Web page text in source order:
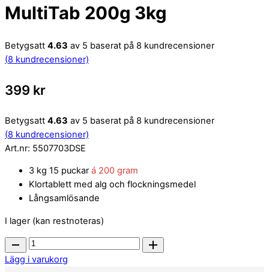
MultiTab 200g 3kg
Betygsatt 4.63 av 5 baserat på 8 kundrecensioner
(8 kundrecensioner)
399 kr
Betygsatt 4.63 av 5 baserat på 8 kundrecensioner
(8 kundrecensioner)
Art.nr: 5507703DSE
3 kg 15 puckar á 200 gram
Klortablett med alg och flockningsmedel
Långsamlösande
I lager (kan restnoteras)
MultiTab
200g
Lägg i varukorg